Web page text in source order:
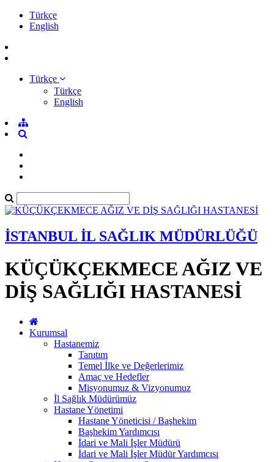
Türkçe
English
Türkçe
Türkçe
English
İSTANBUL İL SAĞLIK MÜDÜRLÜĞÜ
KÜÇÜKÇEKMECE AĞIZ VE
DİŞ SAĞLIĞI HASTANESİ
Kurumsal
Hastanemiz
Tanıtım
Temel İlke ve Değerlerimiz
Amaç ve Hedefler
Misyonumuz & Vizyonumuz
İl Sağlık Müdürümüz
Hastane Yönetimi
Hastane Yöneticisi / Başhekim
Başhekim Yardımcısı
İdari ve Mali İşler Müdürü
İdari ve Mali İşler Müdür Yardımcısı